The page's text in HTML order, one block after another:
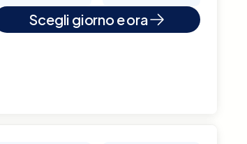
Scegli giorno e ora